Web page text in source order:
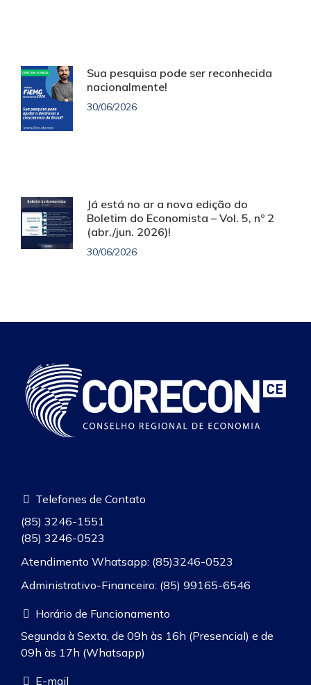
Sua pesquisa pode ser reconhecida
nacionalmente!
30/06/2026
Já está no ar a nova edição do
Boletim do Economista – Vol. 5, nº 2
(abr./jun. 2026)!
30/06/2026
Telefones de Contato
(85) 3246-1551
(85) 3246-0523
Atendimento Whatsapp: (85)3246-0523
Administrativo-Financeiro: (85) 99165-6546
Horário de Funcionamento
Segunda à Sexta, de 09h às 16h (Presencial) e de
09h às 17h (Whatsapp)
E-mail